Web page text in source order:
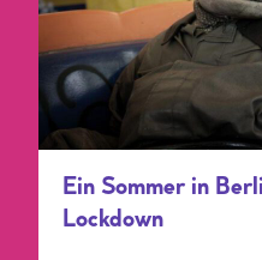
Ein Sommer in
Lockdown